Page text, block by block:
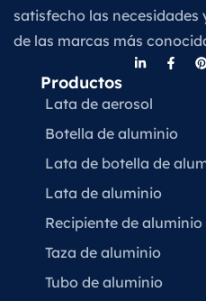
satisfecho las
de las marcas más
Productos
Lata de aerosol
Botella de aluminio
Lata de botella de
Lata de aluminio
Recipiente de aluminio
Taza de aluminio
Tubo de aluminio